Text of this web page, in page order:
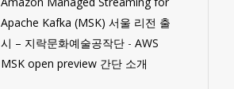
Apache Kafka (MSK) 서울 리전 출
시 – 지락문화예술공작단 - AWS
MSK open preview 간단 소개